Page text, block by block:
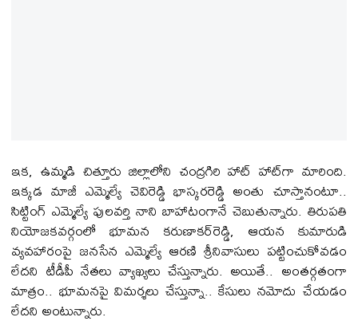
ఇక‌, ఉమ్మ‌డి చిత్తూరు జిల్లాలోని చంద్ర‌గిరి హాట్ హాట్‌గా మారింది.
ఇక్క‌డ మాజీ ఎమ్మెల్యే చెవిరెడ్డి భాస్క‌ర‌రెడ్డి అంతు చూస్తానంటూ..
సిట్టింగ్ ఎమ్మెల్యే పుల‌వ‌ర్తి నాని బాహాటంగానే చెబుతున్నారు. తిరుప‌తి
నియోజ‌క‌వ‌ర్గంలో భూమ‌న క‌రుణాక‌ర్‌రెడ్డి, ఆయ‌న కుమారుడి
వ్య‌వ‌హారంపై జ‌న‌సేన ఎమ్మెల్యే ఆర‌ణి శ్రీనివాసులు ప‌ట్టించుకోవ‌డం
లేద‌ని టీడీపీ నేత‌లు వ్యాఖ్య‌లు చేస్తున్నారు. అయితే.. అంత‌ర్గ‌తంగా
మాత్రం.. భూమ‌న‌పై విమ‌ర్శ‌లు చేస్తున్నా.. కేసులు నమోదు చేయ‌డం
లేదని అంటున్నారు.